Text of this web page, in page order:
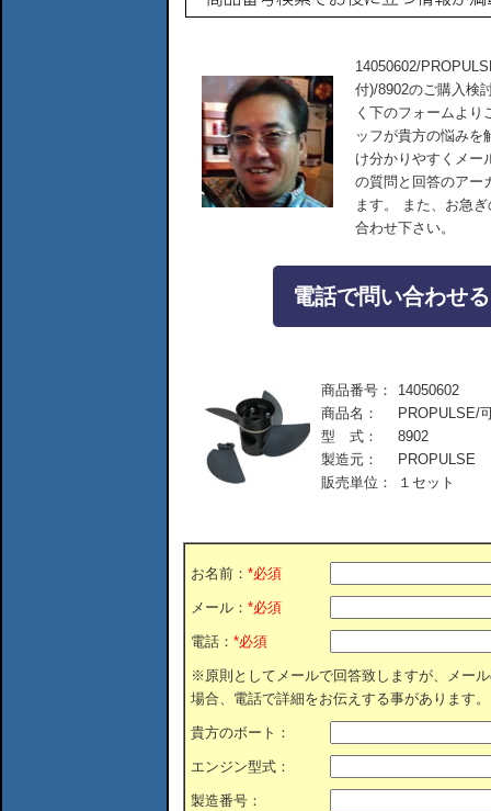
14050602/
付)/8902のご購入検
く下のフォームより
ッフが貴方の悩みを
け分かりやすくメー
の質問と回答のアー
ます。 また、お急
合わせ下さい。
電話で問い合わせ
商品番号：
14050602
商品名：
PROPULSE/
型 式：
8902
製造元：
PROPULSE
販売単位：
１セット
お名前： *必須
メール： *必須
電話： *必須
※原則としてメールで回答致しますが、メー
場合、電話で詳細をお伝えする事があります。
貴方のボート：
エンジン型式：
製造番号：